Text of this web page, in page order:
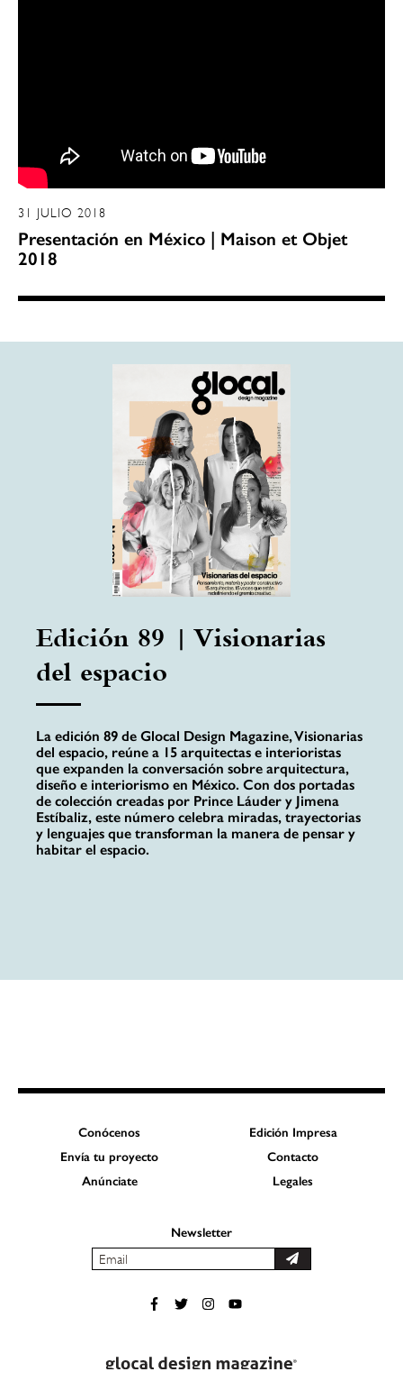
31 JULIO 2018
Presentación en México | Maison et Objet
2018
Edición 89 | Visionarias
del espacio
La edición 89 de Glocal Design Magazine, Visionarias
del espacio, reúne a 15 arquitectas e interioristas
que expanden la conversación sobre arquitectura,
diseño e interiorismo en México. Con dos portadas
de colección creadas por Prince Láuder y Jimena
Estíbaliz, este número celebra miradas, trayectorias
y lenguajes que transforman la manera de pensar y
habitar el espacio.
Conócenos
Edición Impresa
Envía tu proyecto
Contacto
Anúnciate
Legales
Newsletter